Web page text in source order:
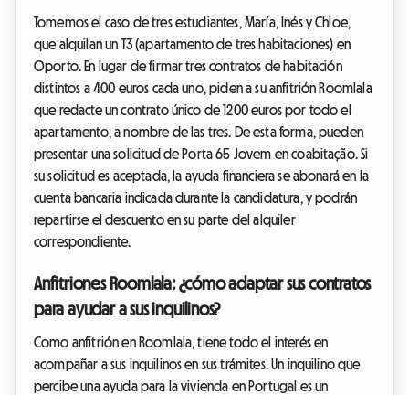
Tomemos el caso de tres estudiantes, María, Inés y Chloe,
que alquilan un T3 (apartamento de tres habitaciones) en
Oporto. En lugar de firmar tres contratos de habitación
distintos a 400 euros cada uno, piden a su anfitrión Roomlala
que redacte un contrato único de 1200 euros por todo el
apartamento, a nombre de las tres. De esta forma, pueden
presentar una solicitud de Porta 65 Jovem en coabitação. Si
su solicitud es aceptada, la ayuda financiera se abonará en la
cuenta bancaria indicada durante la candidatura, y podrán
repartirse el descuento en su parte del alquiler
correspondiente.
Anfitriones Roomlala: ¿cómo adaptar sus contratos
para ayudar a sus inquilinos?
Como anfitrión en Roomlala, tiene todo el interés en
acompañar a sus inquilinos en sus trámites. Un inquilino que
percibe una ayuda para la vivienda en Portugal es un